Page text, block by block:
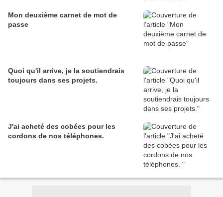
Mon deuxième carnet de mot de
passe
Quoi qu'il arrive, je la soutiendrais
toujours dans ses projets.
J'ai acheté des cobées pour les